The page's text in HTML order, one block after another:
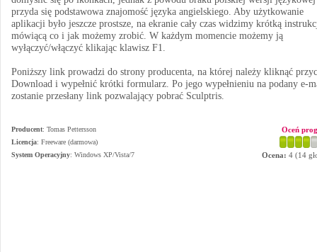
przyda się podstawowa znajomość języka angielskiego. Aby użytkowanie
aplikacji było jeszcze prostsze, na ekranie cały czas widzimy krótką
mówiącą co i jak możemy zrobić. W każdym momencie możemy ją
wyłączyć/włączyć klikając klawisz F1.
Poniższy link prowadzi do strony producenta, na której należy kliknąć
Download i wypełnić krótki formularz. Po jego wypełnieniu na podany e-
zostanie przesłany link pozwalający pobrać Sculptris.
Producent: Tomas Pettersson
Licencja: Freeware (darmowa)
System Operacyjny: Windows XP/Vista/7
Oceń
Ocena: 4 (14